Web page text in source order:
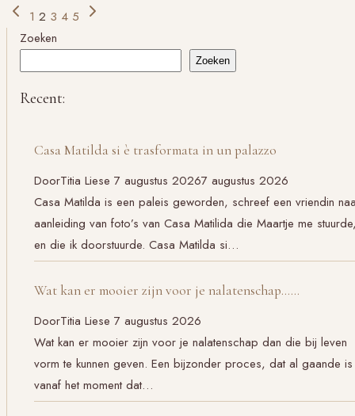
zo
Paginanavigatie
Vorige
pagina
1 2 3 4 5
Volgende
Zoeken
Zoeken
Recent:
Casa Matilda si è trasformata in un palazzo
DoorTitia Liese 7 augustus 20267 augustus 2026
Casa Matilda is een paleis geworden, schreef een vriendin
aanleiding van foto’s van Casa Matilida die Maartje me
en die ik doorstuurde. Casa Matilda si…
Wat kan er mooier zijn voor je nalatenschap……
DoorTitia Liese 7 augustus 2026
Wat kan er mooier zijn voor je nalatenschap dan die bij leven
vorm te kunnen geven. Een bijzonder proces, dat al gaande is
vanaf het moment dat…